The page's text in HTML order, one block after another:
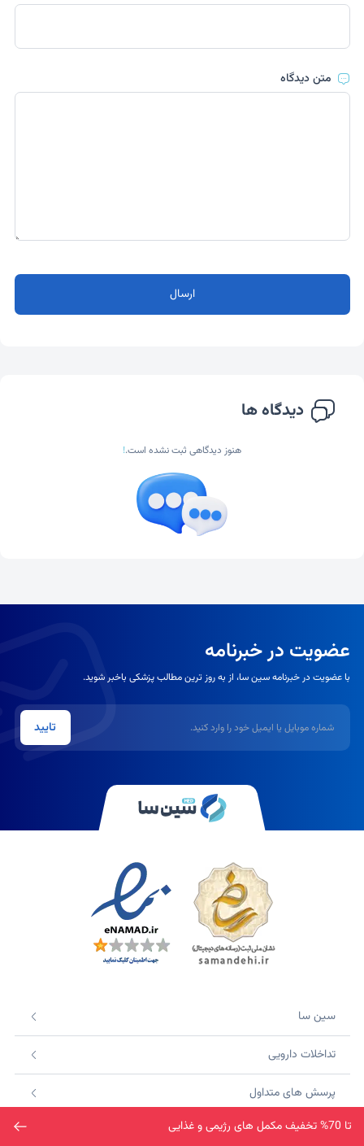
تا 70% تخفیف مکمل های رژیمی و غذایی
متن دیدگاه
ارسال
دیدگاه ها
هنوز دیدگاهی ثبت نشده است.!
عضویت در خبرنامه
با عضویت در خبرنامه سین سا، از به روز ترین مطالب پزشکی باخبر شوید.
تایید
سین سا
تداخلات دارویی
پرسش های متداول
درباره ما